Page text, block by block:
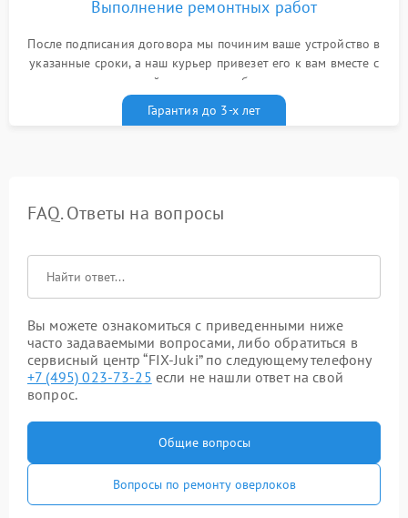
Выполнение ремонтных работ
После подписания договора мы починим ваше устройство в
указанные сроки, а наш курьер привезет его к вам вместе с
гарантийным талоном бесплатно
Гарантия до 3-х лет
FAQ. Ответы на вопросы
Вы можете ознакомиться с приведенными ниже
часто задаваемыми вопросами, либо обратиться в
сервисный центр “FIX-Juki” по следующему телефону
+7 (495) 023-73-25 если не нашли ответ на свой
вопрос.
Общие вопросы
Вопросы по ремонту оверлоков